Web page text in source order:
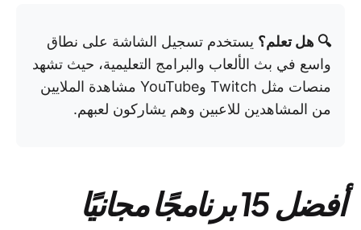
🔍 هل تعلم؟ يستخدم تسجيل الشاشة على نطاق
واسع في بث الألعاب والبرامج التعليمية، حيث تشهد
منصات مثل Twitch وYouTube مشاهدة الملايين
من المشاهدين للاعبين وهم يشاركون لعبهم.
أفضل 15 برنامجًا مجانيًا